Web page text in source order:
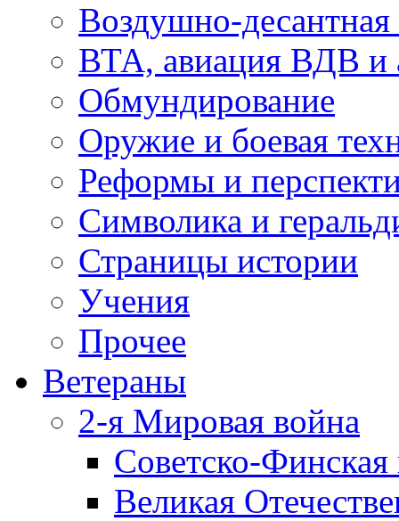
Воздушно-десантная
ВТА, авиация ВДВ и
Обмундирование
Оружие и боевая
Реформы и
Символика и
Страницы истории
Учения
Прочее
Ветераны
2-я Мировая война
Советско-
Великая